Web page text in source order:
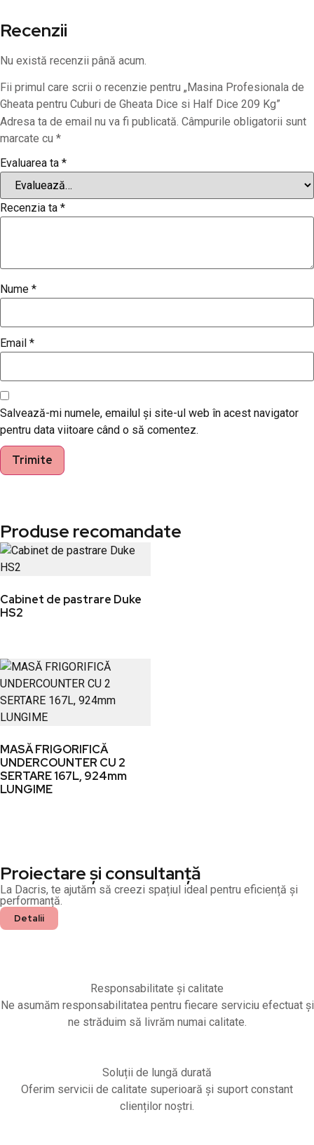
Recenzii
Nu există recenzii până acum.
Fii primul care scrii o recenzie pentru „Masina Profesionala de
Gheata pentru Cuburi de Gheata Dice si Half Dice 209 Kg”
Adresa ta de email nu va fi publicată. Câmpurile obligatorii sunt
marcate cu *
Evaluarea ta *
Recenzia ta *
Nume *
Email *
Salvează-mi numele, emailul și site-ul web în acest navigator
pentru data viitoare când o să comentez.
Produse recomandate
Cabinet de pastrare Duke
HS2
MASĂ FRIGORIFICĂ
UNDERCOUNTER CU 2
SERTARE 167L, 924mm
LUNGIME
Proiectare și consultanță
La Dacris, te ajutăm să creezi spațiul ideal pentru eficiență și
performanță.
Detalii
Responsabilitate și calitate
Ne asumăm responsabilitatea pentru fiecare serviciu efectuat și
ne străduim să livrăm numai calitate.
Soluții de lungă durată
Oferim servicii de calitate superioară și suport constant
clienților noștri.